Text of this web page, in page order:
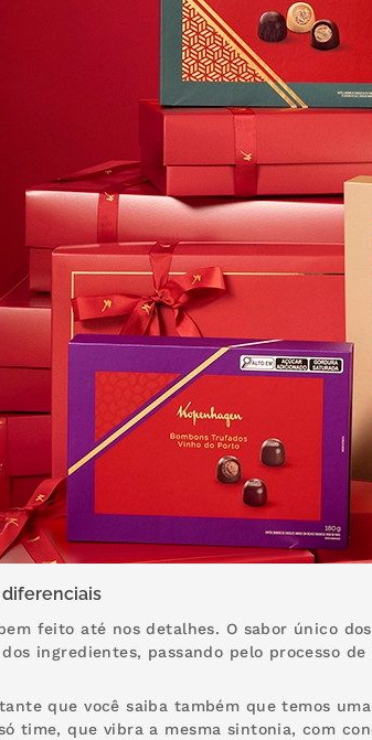
diferenciais
feito até nos detalhes. O sabor único
ingredientes, passando pelo processo
que você saiba também que temos
time, que vibra a mesma sintonia, com